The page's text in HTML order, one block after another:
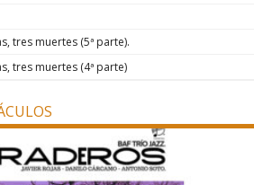
tres muertes (5ª parte).
tres muertes (4ª parte)